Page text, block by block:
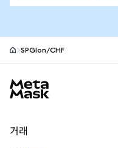
SPGIon/CHF
거래